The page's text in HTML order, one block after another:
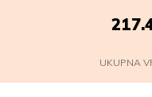
UKUPNA